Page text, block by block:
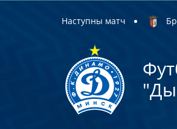
Наступны матч